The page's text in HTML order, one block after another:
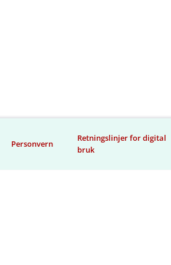
Personvern
Retningslinjer for digital
bruk